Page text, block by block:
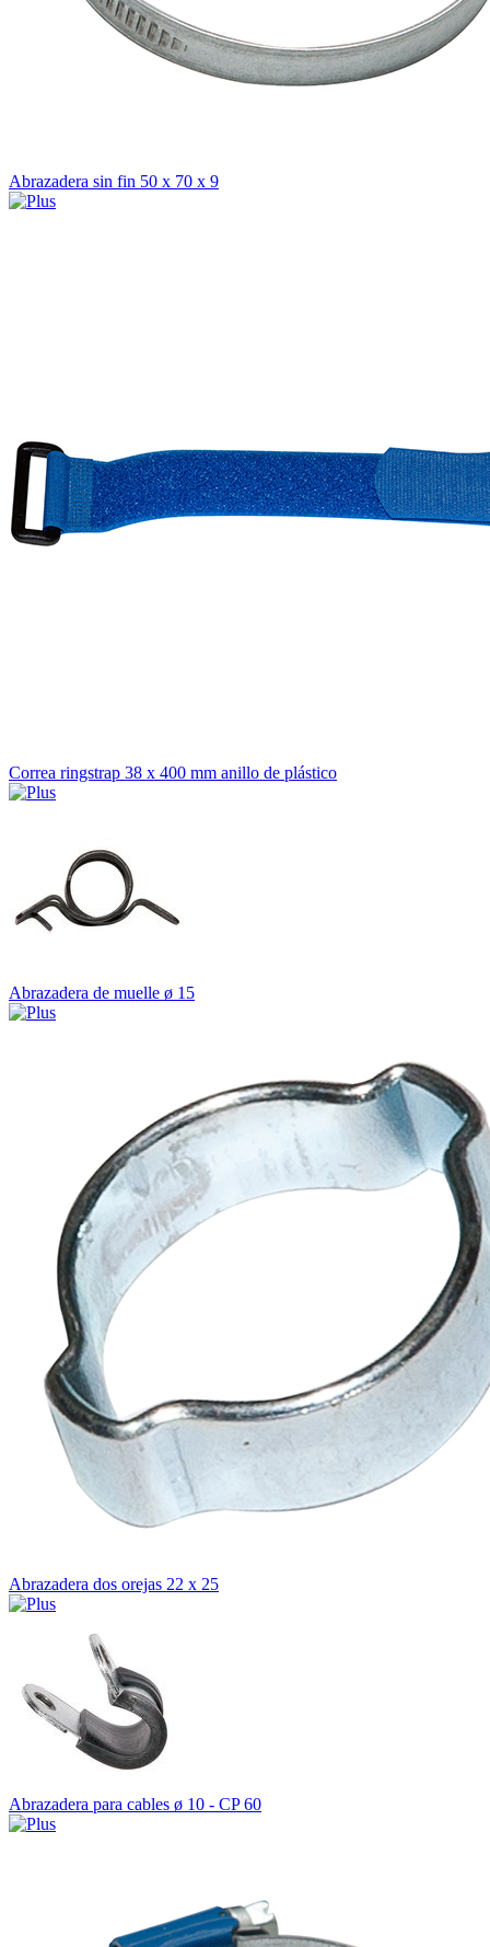
Abrazadera sin fin 50 x 70 x 9
Correa ringstrap 38 x 400 mm anillo de plástico
Abrazadera de muelle ø 15
Abrazadera dos orejas 22 x 25
Abrazadera para cables ø 10 - CP 60